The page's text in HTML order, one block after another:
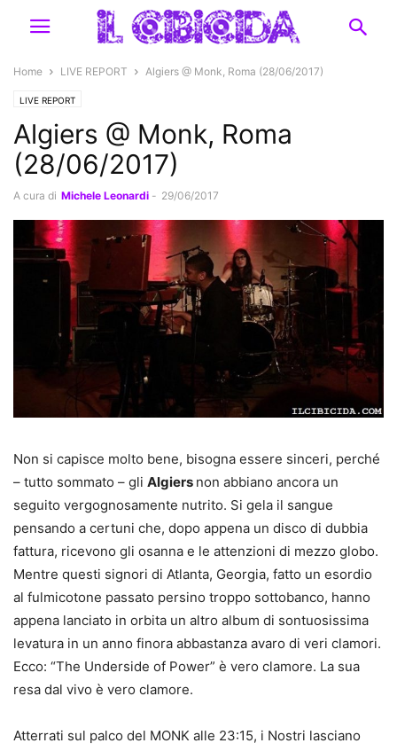
Home LIVE REPORT Algiers @ Monk, Roma (28/06/2017)
LIVE REPORT
Algiers @ Monk, Roma
(28/06/2017)
A cura di Michele Leonardi - 29/06/2017
Non si capisce molto bene, bisogna essere sinceri, perché
– tutto sommato – gli Algiers non abbiano ancora un
seguito vergognosamente nutrito. Si gela il sangue
pensando a certuni che, dopo appena un disco di dubbia
fattura, ricevono gli osanna e le attenzioni di mezzo globo.
Mentre questi signori di Atlanta, Georgia, fatto un esordio
al fulmicotone passato persino troppo sottobanco, hanno
appena lanciato in orbita un altro album di sontuosissima
levatura in un anno finora abbastanza avaro di veri clamori.
Ecco: “The Underside of Power” è vero clamore. La sua
resa dal vivo è vero clamore.
Atterrati sul palco del MONK alle 23:15, i Nostri lasciano